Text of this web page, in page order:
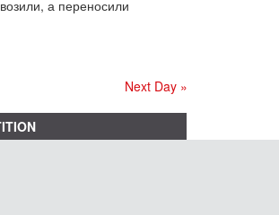
а переносили
Next Day »